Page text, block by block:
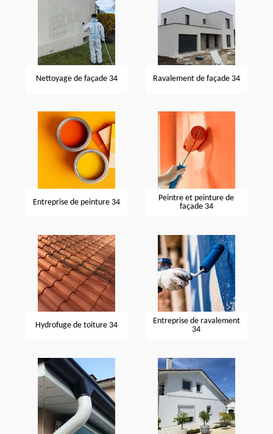
Nettoyage de façade 34 Ravalement de façade 34
Entreprise de peinture 34
Peintre et peinture de
façade 34
Hydrofuge de toiture 34
Entreprise de ravalement
34